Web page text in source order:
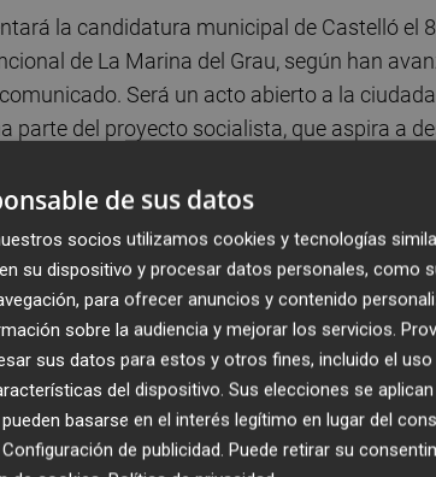
la candidatura municipal de Castelló el
de La Marina del Grau, según han
Será un acto abierto a la
parte del proyecto socialista, que aspira a
según indica la candidata socialista a
de la lista municipal, que “aúna la
de las principales áreas en el
de las mujeres y hombres que se
hacer una ciudad mejor”.
personas que tienen como principal
parte del Gobierno municipal es un
de sus datos
socios utilizamos cookies y tecnologías
su dispositivo y procesar datos personales, como
para ofrecer anuncios y contenido
sobre la audiencia y mejorar los servicios.
sus datos para estos y otros fines, incluido el
del dispositivo. Sus elecciones se
basarse en el interés legítimo en lugar del
Configuración de publicidad. Puede retirar su